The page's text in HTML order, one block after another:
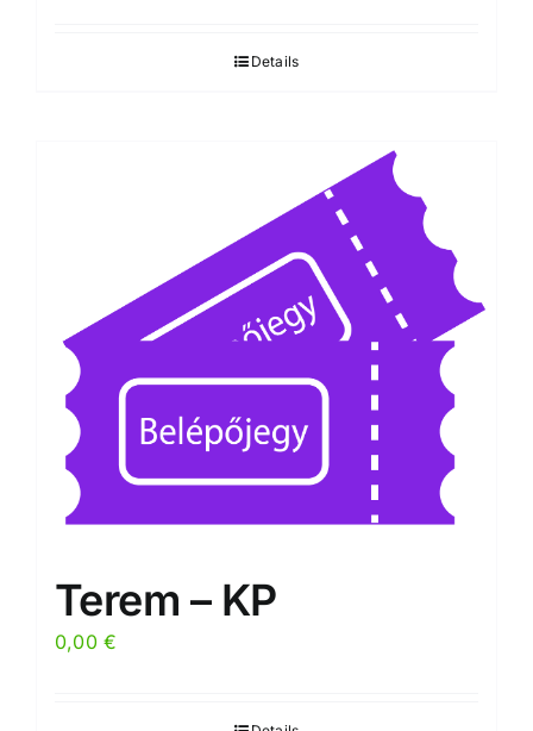
32,00 €
Details
Terem – KP
0,00€